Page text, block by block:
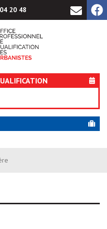
20 48